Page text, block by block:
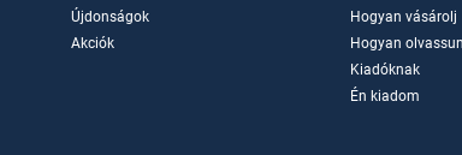
Újdonságok
Akciók
Hogyan vásárolj
Hogyan
Kiadóknak
Én kiadom